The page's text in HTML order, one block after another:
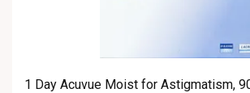
1 Day Acuvue Moist for Astigmatism,